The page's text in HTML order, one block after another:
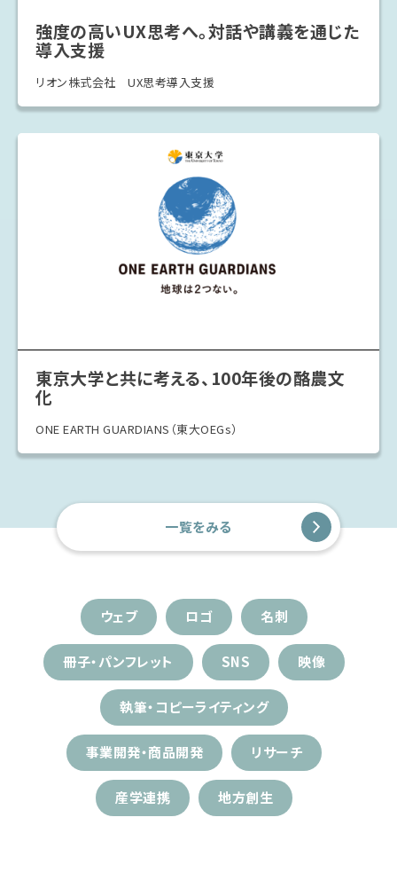
強度の高いUX思考へ。対話や講義を通じた
導入支援
リオン株式会社 UX思考導入支援
東京大学と共に考える、100年後の酪農文
化
ONE EARTH GUARDIANS（東大OEGs）
一覧をみる
ウェブ ロゴ 名刺
冊子・パンフレット SNS 映像
執筆・コピーライティング
事業開発・商品開発 リサーチ
産学連携 地方創生